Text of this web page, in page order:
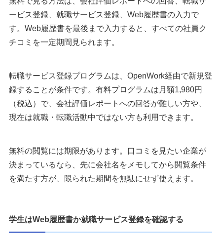
ービス登録、就職サービス登録、Web履歴書の入力で
す。Web履歴書を最後まで入力すると、すべての社員ク
チコミを一定期間見られます。
転職サービス登録プログラムは、OpenWork経由で新規登
録することが条件です。有料プログラムは月額1,980円
（税込）で、会社評価レポートへの回答が難しい方や、
現在は就職・転職活動中ではない方も利用できます。
無料の閲覧には期限があります。口コミを見たい企業が
決まっているなら、先に会社名をメモしてから閲覧条件
を満たす方が、限られた期間を無駄にせず使えます。
学生はWeb履歴書か就職サービス登録を確認する